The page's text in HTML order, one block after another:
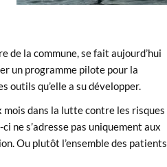
de la commune, se fait aujourd’hui
un programme pilote pour la
outils qu’elle a su développer.
dans la lutte contre les risques
ne s’adresse pas uniquement aux
Ou plutôt l’ensemble des patients